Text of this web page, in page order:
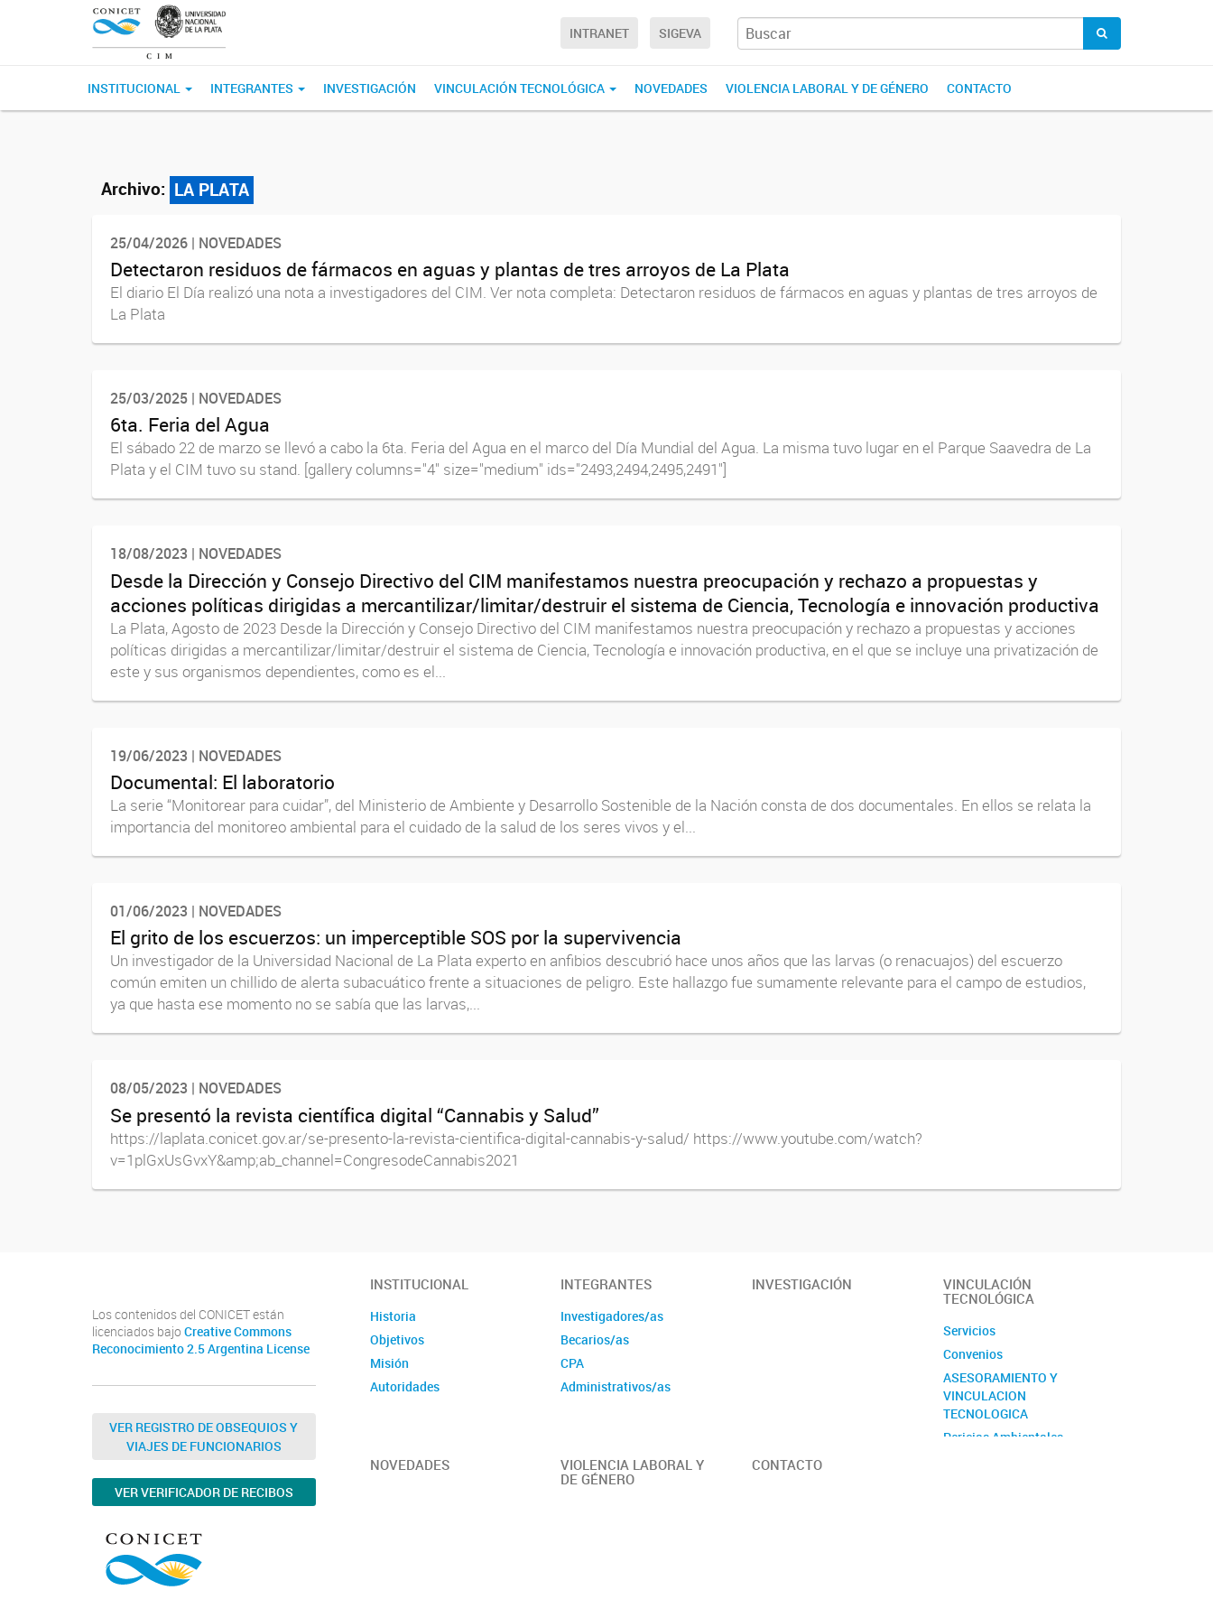
INTRANET SIGEVA
INSTITUCIONAL INTEGRANTES INVESTIGACIÓN VINCULACIÓN TECNOLÓGICA NOVEDADES VIOLENCIA LABORAL Y DE GÉNERO CONTACTO
Archivo: LA PLATA
25/04/2026 | NOVEDADES
Detectaron residuos de fármacos en aguas y plantas de tres arroyos de La Plata
El diario El Día realizó una nota a investigadores del CIM. Ver nota completa: Detectaron residuos de fármacos en aguas y plantas de tres arroyos de
La Plata
25/03/2025 | NOVEDADES
6ta. Feria del Agua
El sábado 22 de marzo se llevó a cabo la 6ta. Feria del Agua en el marco del Día Mundial del Agua. La misma tuvo lugar en el Parque Saavedra de La
Plata y el CIM tuvo su stand. [gallery columns="4" size="medium" ids="2493,2494,2495,2491"]
18/08/2023 | NOVEDADES
Desde la Dirección y Consejo Directivo del CIM manifestamos nuestra preocupación y rechazo a propuestas y
acciones políticas dirigidas a mercantilizar/limitar/destruir el sistema de Ciencia, Tecnología e innovación productiva
La Plata, Agosto de 2023 Desde la Dirección y Consejo Directivo del CIM manifestamos nuestra preocupación y rechazo a propuestas y acciones
políticas dirigidas a mercantilizar/limitar/destruir el sistema de Ciencia, Tecnología e innovación productiva, en el que se incluye una privatización de
este y sus organismos dependientes, como es el...
19/06/2023 | NOVEDADES
Documental: El laboratorio
La serie “Monitorear para cuidar”, del Ministerio de Ambiente y Desarrollo Sostenible de la Nación consta de dos documentales. En ellos se relata la
importancia del monitoreo ambiental para el cuidado de la salud de los seres vivos y el...
01/06/2023 | NOVEDADES
El grito de los escuerzos: un imperceptible SOS por la supervivencia
Un investigador de la Universidad Nacional de La Plata experto en anfibios descubrió hace unos años que las larvas (o renacuajos) del escuerzo
común emiten un chillido de alerta subacuático frente a situaciones de peligro. Este hallazgo fue sumamente relevante para el campo de estudios,
ya que hasta ese momento no se sabía que las larvas,...
08/05/2023 | NOVEDADES
Se presentó la revista científica digital “Cannabis y Salud”
https://laplata.conicet.gov.ar/se-presento-la-revista-cientifica-digital-cannabis-y-salud/ https://www.youtube.com/watch?
v=1plGxUsGvxY&amp;ab_channel=CongresodeCannabis2021
Los contenidos del CONICET están
licenciados bajo Creative Commons
Reconocimiento 2.5 Argentina License
VER REGISTRO DE OBSEQUIOS Y
VIAJES DE FUNCIONARIOS
VER VERIFICADOR DE RECIBOS
INSTITUCIONAL
Historia
Objetivos
Misión
Autoridades
INTEGRANTES
Investigadores/as
Becarios/as
CPA
Administrativos/as
INVESTIGACIÓN
VINCULACIÓN
TECNOLÓGICA
Servicios
Convenios
ASESORAMIENTO Y
VINCULACION
TECNOLOGICA
Pericias Ambientales
NOVEDADES
VIOLENCIA LABORAL Y
DE GÉNERO
CONTACTO